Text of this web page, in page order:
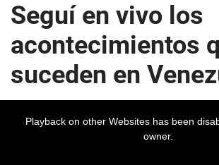
Seguí en vivo los
acontecimientos
suceden en
Playback on other Websites has been
owner.